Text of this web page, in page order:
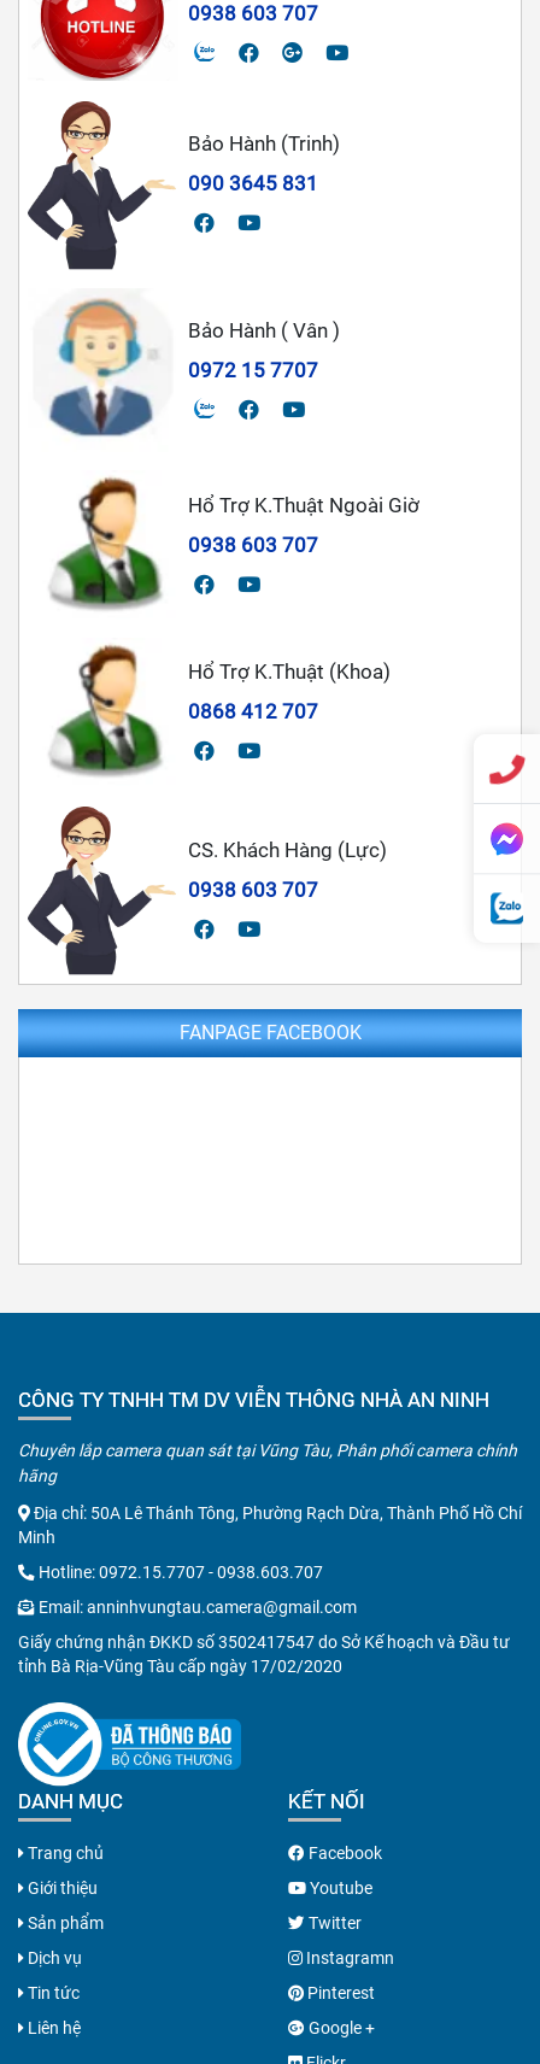
0938 603 707
Bảo Hành (Trinh)
090 3645 831
Bảo Hành ( Vân )
0972 15 7707
Hổ Trợ K.Thuật Ngoài Giờ
0938 603 707
Hổ Trợ K.Thuật (Khoa)
0868 412 707
CS. Khách Hàng (Lực)
0938 603 707
FANPAGE FACEBOOK
CÔNG TY TNHH TM DV VIỄN THÔNG NHÀ AN NINH
Chuyên lắp camera quan sát tại Vũng Tàu, Phân phối camera chính
hãng
Địa chỉ: 50A Lê Thánh Tông, Phường Rạch Dừa, Thành Phố Hồ Chí
Minh
Hotline:0972.15.7707-0938.603.707
Email:anninhvungtau.camera@gmail.com
Giấy chứng nhận ĐKKD số 3502417547 do Sở Kế hoạch và Đầu tư
tỉnh Bà Rịa-Vũng Tàu cấp ngày 17/02/2020
DANH MỤC
Trang chủ
Giới thiệu
Sản phẩm
Dịch vụ
Tin tức
Liên hệ
KẾT NỐI
Facebook
Youtube
Twitter
Instagramn
Pinterest
Google +